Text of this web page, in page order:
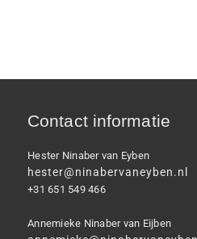
Contact informatie
Hester Ninaber van Eyben
hester@ninabervaneyben.nl
+31 651 549 466
Annemieke Ninaber van Eijben